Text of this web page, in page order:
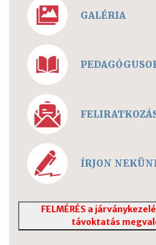
GALÉRIA
ÍRJON
FELMÉRÉS a
távoktatás